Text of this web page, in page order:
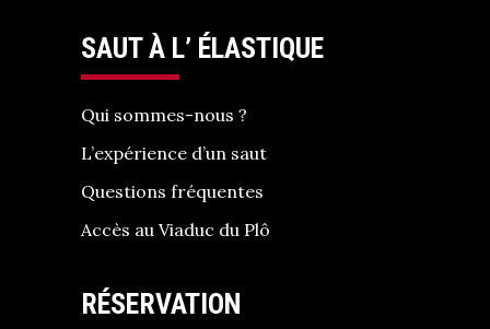
SAUT À L’ ÉLASTIQUE
Qui sommes-nous ?
L’expérience d’un saut
Questions fréquentes
Accès au Viaduc du Plô
RÉSERVATION